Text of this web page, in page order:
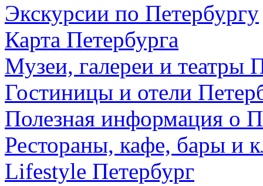
Экскурсии по Петербургу
Карта Петербурга
Музеи, галереи и театры
Гостиницы и отели
Полезная информация о
Рестораны, кафе, бары и
Lifestyle Петербург